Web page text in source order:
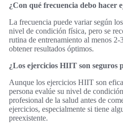
¿Con qué frecuencia debo hacer
La frecuencia puede variar según
nivel de condición física, pero se
rutina de entrenamiento al menos 2-
obtener resultados óptimos.
¿Los ejercicios HIIT son seguros
Aunque los ejercicios HIIT son
persona evalúe su nivel de
profesional de la salud antes de
ejercicios, especialmente si tiene
preexistente.